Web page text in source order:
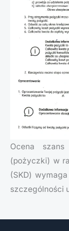
Ocena
(pożyczki) w
(SKD)
szczególności